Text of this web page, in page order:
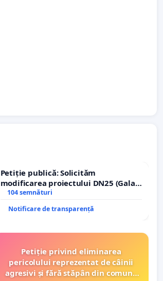
Petiție publică: Solicităm
modificarea proiectului DN25 (Galați
– Hanu Conachi) prin devierea
traseului în afara localităților!
104 semnături
Notificare de transparență
Petiție privind eliminarea
pericolului reprezentat de câinii
agresivi și fără stăpân din comuna